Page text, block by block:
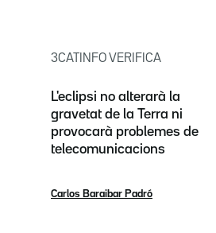
3CATINFO VERIFICA
L'eclipsi no alterarà la
gravetat de la Terra ni
provocarà problemes de
telecomunicacions
Carlos Baraibar Padró